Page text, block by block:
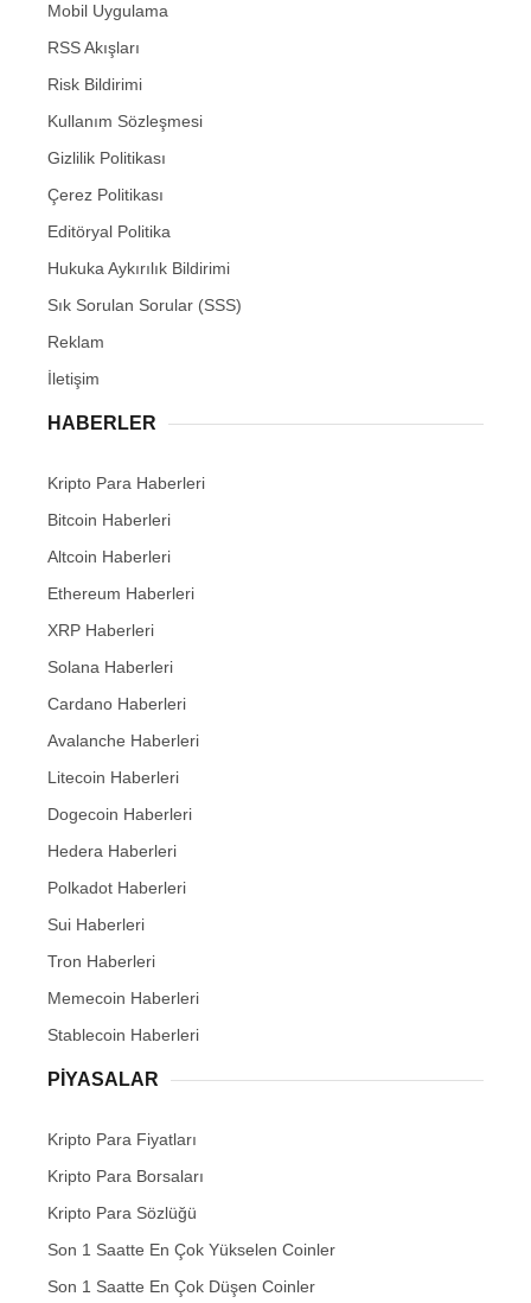
Mobil Uygulama
RSS Akışları
Risk Bildirimi
Kullanım Sözleşmesi
Gizlilik Politikası
Çerez Politikası
Editöryal Politika
Hukuka Aykırılık Bildirimi
Sık Sorulan Sorular (SSS)
Reklam
İletişim
HABERLER
Kripto Para Haberleri
Bitcoin Haberleri
Altcoin Haberleri
Ethereum Haberleri
XRP Haberleri
Solana Haberleri
Cardano Haberleri
Avalanche Haberleri
Litecoin Haberleri
Dogecoin Haberleri
Hedera Haberleri
Polkadot Haberleri
Sui Haberleri
Tron Haberleri
Memecoin Haberleri
Stablecoin Haberleri
PIYASALAR
Kripto Para Fiyatları
Kripto Para Borsaları
Kripto Para Sözlüğü
Son 1 Saatte En Çok Yükselen Coinler
Son 1 Saatte En Çok Düşen Coinler